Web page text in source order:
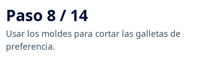
Paso 8 / 14
Usar los moldes para cortar las galletas de
preferencia.